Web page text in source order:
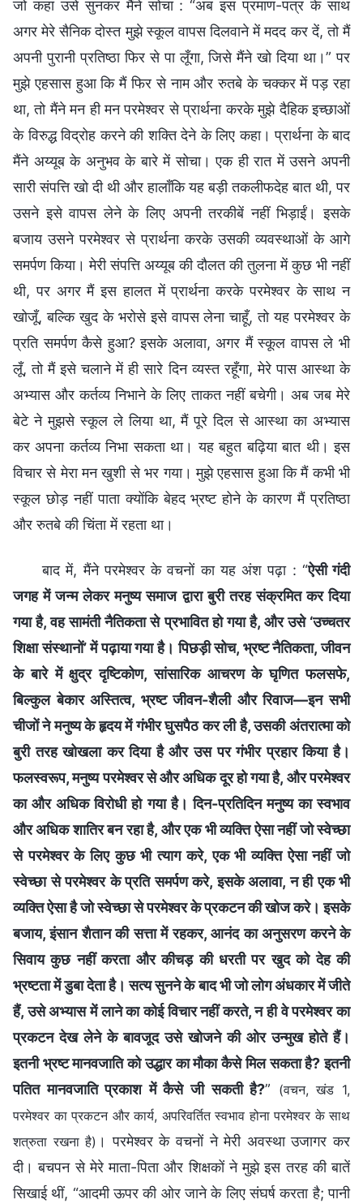
जो कहा उसे सुनकर मैंने सोचा : “अब इस प्रमाण-पत्र के साथ
अगर मेरे सैनिक दोस्त मुझे स्कूल वापस दिलवाने में मदद कर दें, तो मैं
अपनी पुरानी प्रतिष्ठा फिर से पा लूँगा, जिसे मैंने खो दिया था।” पर
मुझे एहसास हुआ कि मैं फिर से नाम और रुतबे के चक्कर में पड़ रहा
था, तो मैंने मन ही मन परमेश्वर से प्रार्थना करके मुझे दैहिक इच्छाओं
के विरुद्ध विद्रोह करने की शक्ति देने के लिए कहा। प्रार्थना के बाद
मैंने अय्यूब के अनुभव के बारे में सोचा। एक ही रात में उसने अपनी
सारी संपत्ति खो दी थी और हालाँकि यह बड़ी तकलीफदेह बात थी, पर
उसने इसे वापस लेने के लिए अपनी तरकीबें नहीं भिड़ाईं। इसके
बजाय उसने परमेश्वर से प्रार्थना करके उसकी व्यवस्थाओं के आगे
समर्पण किया। मेरी संपत्ति अय्यूब की दौलत की तुलना में कुछ भी नहीं
थी, पर अगर मैं इस हालत में प्रार्थना करके परमेश्वर के साथ न
खोजूँ, बल्कि खुद के भरोसे इसे वापस लेना चाहूँ, तो यह परमेश्वर के
प्रति समर्पण कैसे हुआ? इसके अलावा, अगर मैं स्कूल वापस ले भी
लूँ, तो मैं इसे चलाने में ही सारे दिन व्यस्त रहूँगा, मेरे पास आस्था के
अभ्यास और कर्तव्य निभाने के लिए ताकत नहीं बचेगी। अब जब मेरे
बेटे ने मुझसे स्कूल ले लिया था, मैं पूरे दिल से आस्था का अभ्यास
कर अपना कर्तव्य निभा सकता था। यह बहुत बढ़िया बात थी। इस
विचार से मेरा मन खुशी से भर गया। मुझे एहसास हुआ कि मैं कभी भी
स्कूल छोड़ नहीं पाता क्योंकि बेहद भ्रष्ट होने के कारण मैं प्रतिष्ठा
और रुतबे की चिंता में रहता था।
बाद में, मैंने परमेश्वर के वचनों का यह अंश पढ़ा : “ऐसी गंदी
जगह में जन्म लेकर मनुष्य समाज द्वारा बुरी तरह संक्रमित कर दिया
गया है, वह सामंती नैतिकता से प्रभावित हो गया है, और उसे ‘उच्चतर
शिक्षा संस्थानों’ में पढ़ाया गया है। पिछड़ी सोच, भ्रष्ट नैतिकता, जीवन
के बारे में क्षुद्र दृष्टिकोण, सांसारिक आचरण के घृणित फलसफे,
बिल्कुल बेकार अस्तित्व, भ्रष्ट जीवन-शैली और रिवाज—इन सभी
चीजों ने मनुष्य के हृदय में गंभीर घुसपैठ कर ली है, उसकी अंतरात्मा को
बुरी तरह खोखला कर दिया है और उस पर गंभीर प्रहार किया है।
फलस्वरूप, मनुष्य परमेश्वर से और अधिक दूर हो गया है, और परमेश्वर
का और अधिक विरोधी हो गया है। दिन-प्रतिदिन मनुष्य का स्वभाव
और अधिक शातिर बन रहा है, और एक भी व्यक्ति ऐसा नहीं जो स्वेच्छा
से परमेश्वर के लिए कुछ भी त्याग करे, एक भी व्यक्ति ऐसा नहीं जो
स्वेच्छा से परमेश्वर के प्रति समर्पण करे, इसके अलावा, न ही एक भी
व्यक्ति ऐसा है जो स्वेच्छा से परमेश्वर के प्रकटन की खोज करे। इसके
बजाय, इंसान शैतान की सत्ता में रहकर, आनंद का अनुसरण करने के
सिवाय कुछ नहीं करता और कीचड़ की धरती पर खुद को देह की
भ्रष्टता में डुबा देता है। सत्य सुनने के बाद भी जो लोग अंधकार में जीते
हैं, उसे अभ्यास में लाने का कोई विचार नहीं करते, न ही वे परमेश्वर का
प्रकटन देख लेने के बावजूद उसे खोजने की ओर उन्मुख होते हैं।
इतनी भ्रष्ट मानवजाति को उद्धार का मौका कैसे मिल सकता है? इतनी
पतित मानवजाति प्रकाश में कैसे जी सकती है?” (वचन, खंड 1,
परमेश्वर का प्रकटन और कार्य, अपरिवर्तित स्वभाव होना परमेश्वर के साथ
शत्रुता रखना है) । परमेश्वर के वचनों ने मेरी अवस्था उजागर कर
दी। बचपन से मेरे माता-पिता और शिक्षकों ने मुझे इस तरह की बातें
सिखाई थीं, “आदमी ऊपर की ओर जाने के लिए संघर्ष करता है; पानी